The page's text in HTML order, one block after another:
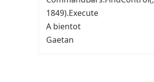
1849).Execute
A bientot
Gaetan